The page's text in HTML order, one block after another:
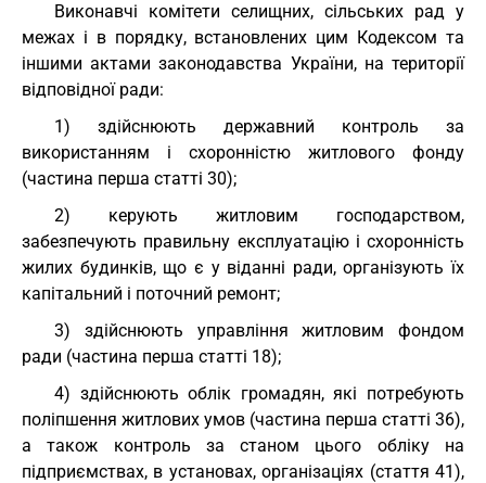
Виконавчі комітети селищних, сільських рад у
межах і в порядку, встановлених цим Кодексом та
іншими актами законодавства України, на території
відповідної ради:
1) здійснюють державний контроль за
використанням і схоронністю житлового фонду
(частина перша статті 30);
2) керують житловим господарством,
забезпечують правильну експлуатацію і схоронність
жилих будинків, що є у віданні ради, організують їх
капітальний і поточний ремонт;
3) здійснюють управління житловим фондом
ради (частина перша статті 18);
4) здійснюють облік громадян, які потребують
поліпшення житлових умов (частина перша статті 36),
а також контроль за станом цього обліку на
підприємствах, в установах, організаціях (стаття 41),